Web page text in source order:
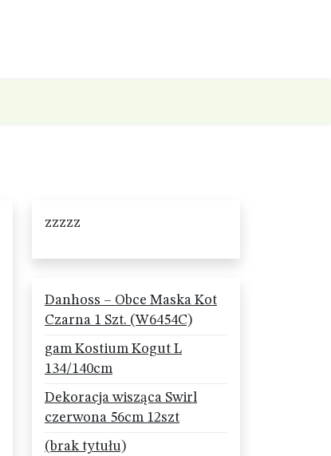
zzzzz
Danhoss – Obce Maska Kot
Czarna 1 Szt. (W6454C)
gam Kostium Kogut L
134/140cm
Dekoracja wisząca Swirl
czerwona 56cm 12szt
(brak tytułu)